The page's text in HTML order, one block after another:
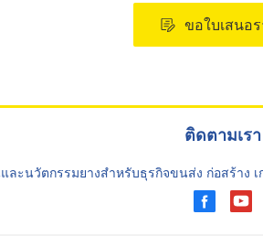
ขอใบเสนอ
ติดตามเรา
ละนวัตกรรมยางสำหรับธุรกิจขนส่ง ก่อสร้าง